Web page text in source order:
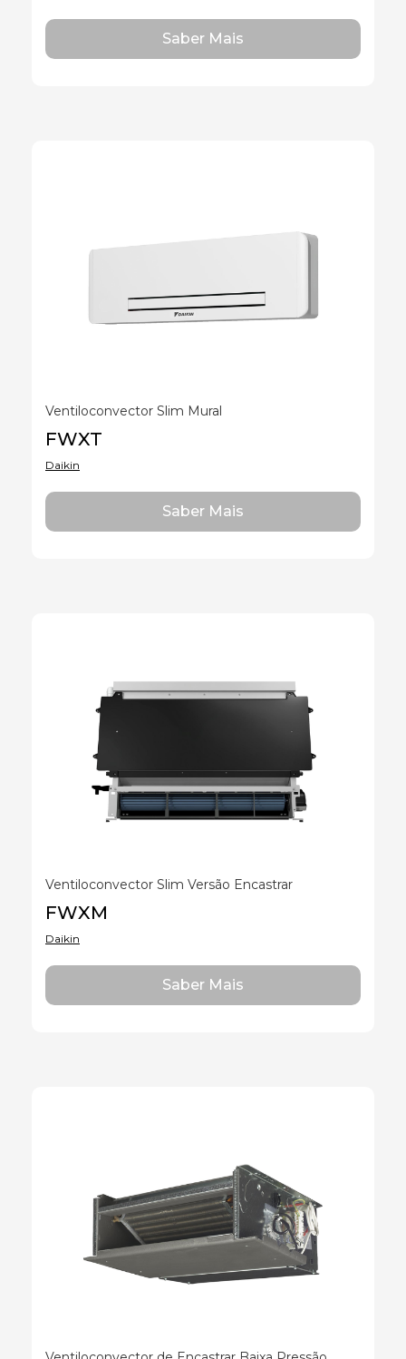
Saber Mais
Ventiloconvector Slim Mural
FWXT
Daikin
Saber Mais
Ventiloconvector Slim Versão Encastrar
FWXM
Daikin
Saber Mais